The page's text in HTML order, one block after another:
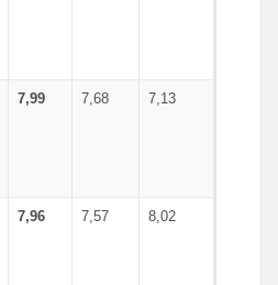
7,99 7,68 7,13
7,96 7,57 8,02